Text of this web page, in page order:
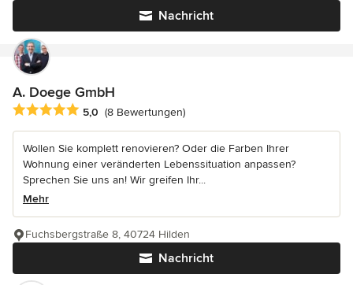
Nachricht
A. Doege GmbH
Durchschnittliche Bewertung: 5 von 5 Sternen
5,0 (8 Bewertungen)
Wollen Sie komplett renovieren? Oder die Farben Ihrer
Wohnung einer veränderten Lebenssituation anpassen?
Sprechen Sie uns an! Wir greifen Ihr...
Mehr
Nachricht
Fuchsbergstraße 8, 40724 Hilden